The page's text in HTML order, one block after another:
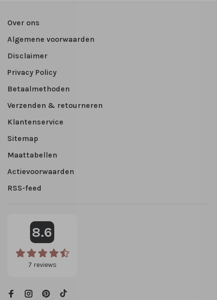
Over ons
Algemene voorwaarden
Disclaimer
Privacy Policy
Betaalmethoden
Verzenden & retourneren
Klantenservice
Sitemap
Maattabellen
Actievoorwaarden
RSS-feed
8.6
7 reviews